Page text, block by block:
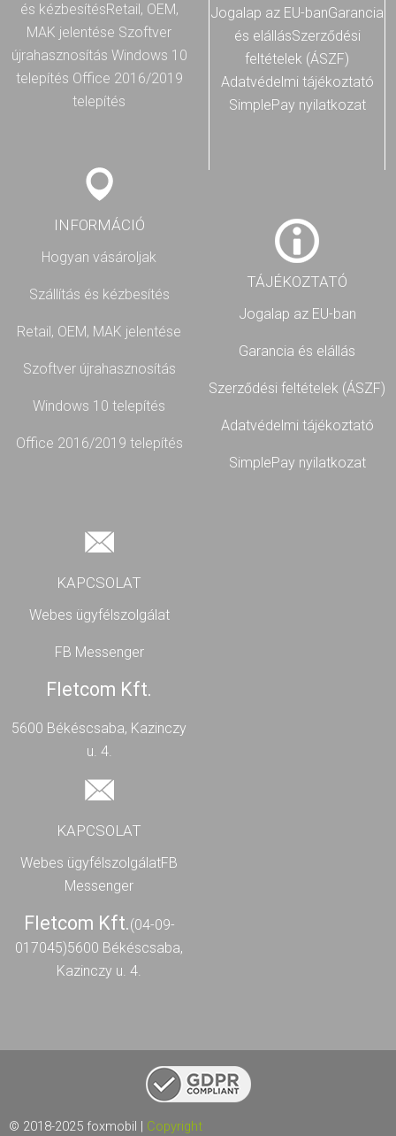
és kézbesítésRetail, OEM,
MAK jelentése Szoftver
újrahasznosítás Windows 10
telepítés Office 2016/2019
telepítés
INFORMÁCIÓ
Hogyan vásároljak
Szállítás és kézbesítés
Retail, OEM, MAK jelentése
Szoftver újrahasznosítás
Windows 10 telepítés
Office 2016/2019 telepítés
Jogalap az EU-banGarancia
és elállásSzerződési
feltételek (ÁSZF)
Adatvédelmi tájékoztató
SimplePay nyilatkozat
TÁJÉKOZTATÓ
Jogalap az EU-ban
Garancia és elállás
Szerződési feltételek (ÁSZF)
Adatvédelmi tájékoztató
SimplePay nyilatkozat
KAPCSOLAT
Webes ügyfélszolgálat
FB Messenger
Fletcom Kft.
5600 Békéscsaba, Kazinczy
u. 4.
KAPCSOLAT
Webes ügyfélszolgálatFB
Messenger
Fletcom Kft.(04-09-
017045)5600 Békéscsaba,
Kazinczy u. 4.
© 2018-2025 foxmobil | Copyright